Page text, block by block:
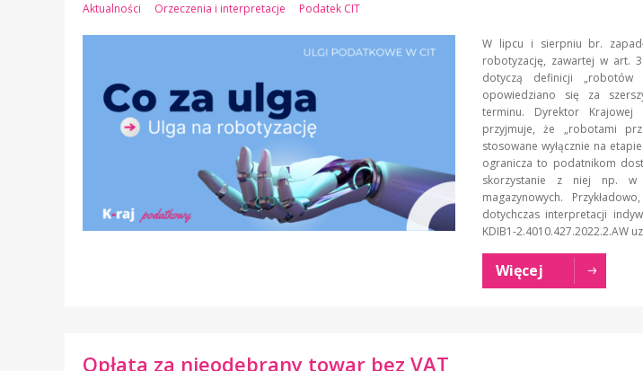
Aktualności
Orzeczenia i interpretacje Podatek CIT
W lipcu i sierpniu br.
robotyzację, zawartej w art.
dotyczą definicji
opowiedziano się za
terminu. Dyrektor
przyjmuje, że „robotami
stosowane wyłącznie na
ogranicza to podatnikom
skorzystanie z niej np. w
magazynowych.
dotychczas interpretacji
KDIB1-2.4010.427.2022.2.AW
Więcej
Opłata za nieodebrany towar bez VAT